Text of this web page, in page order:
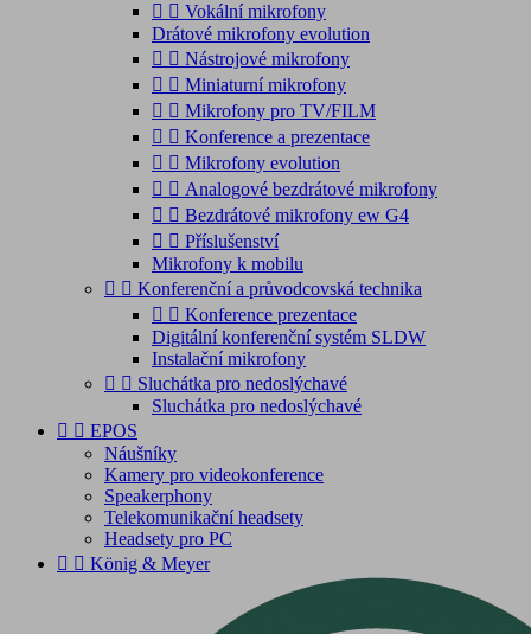
  Vokální mikrofony
Drátové mikrofony evolution
  Nástrojové mikrofony
  Miniaturní mikrofony
  Mikrofony pro TV/FILM
  Konference a prezentace
  Mikrofony evolution
  Analogové bezdrátové mikrofony
  Bezdrátové mikrofony ew G4
  Příslušenství
Mikrofony k mobilu
  Konferenční a průvodcovská technika
  Konference prezentace
Digitální konferenční systém SLDW
Instalační mikrofony
  Sluchátka pro nedoslýchavé
Sluchátka pro nedoslýchavé
  EPOS
Náušníky
Kamery pro videokonference
Speakerphony
Telekomunikační headsety
Headsety pro PC
  König & Meyer